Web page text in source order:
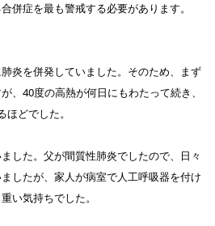
併症を最も警戒する必要があります。
炎を併発していました。そのため、まず
、40度の高熱が何日にもわたって続き、
どでした。
した。父が間質性肺炎でしたので、日々
したが、家人が病室で人工呼吸器を付け
い気持ちでした。